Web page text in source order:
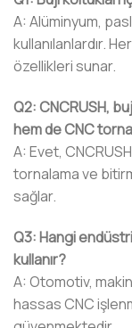
A: Alüminyum,
kullanılanlardır.
özellikleri sunar.
Q2: CNCRUSH,
hem de CNC
A: Evet,
tornalama ve
sağlar.
Q3: Hangi
kullanır?
A: Otomotiv,
hassas CNC